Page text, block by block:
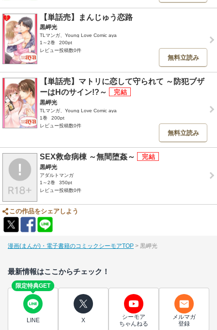
【単話売】まんじゅう恋路
黒岬光
TLマンガ、Young Love Comic aya
1～2巻
200pt
レビュー投稿数0件
無料立読み
【単話売】マトリに恋して守られて ～防犯ブザ
ーはHのサイン!?～
黒岬光
TLマンガ、Young Love Comic aya
1巻
200pt
レビュー投稿数0件
無料立読み
SEX救命病棟 ～無間堕姦～
黒岬光
アダルトマンガ
1～2巻
350pt
レビュー投稿数0件
この作品をシェアしよう
漫画(まんが)・電子書籍のコミックシーモアTOP 黒岬光
最新情報はここからチェック！
限定特典GET
LINE X
シーモア
ちゃんねる
メルマガ
登録